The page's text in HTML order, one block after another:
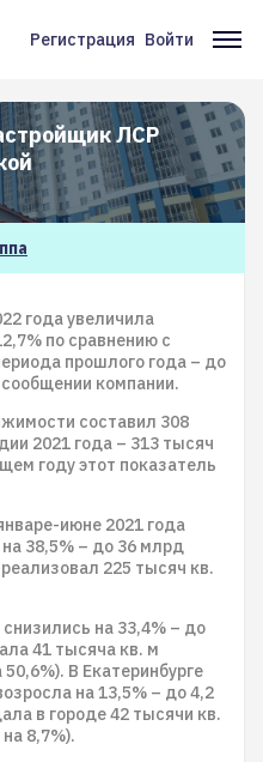
Меню
учётной
записи
пользователя
Регистрация Войти
ЛСР
года увеличила
по сравнению с
прошлого года – до
компании.
составил 308
2021 года – 313 тысяч
году этот показатель
июне 2021 года
38,5% – до 36 млрд
225 тысяч кв.
на 33,4% – до
41 тысяча кв. м
В Екатеринбурге
на 13,5% – до 4,2
в городе 42 тысячи кв.
8,7%).